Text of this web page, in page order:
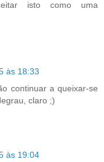
isto como uma
às 18:33
continuar a queixar-se
claro ;)
às 19:04